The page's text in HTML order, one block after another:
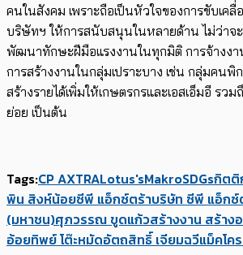
คนในสังคม เพราะถือเป็นหัวใจของการขับเคลื่
บริษัทฯ ให้การสนับสนุนในหลายด้าน ไม่ว่าจ
พัฒนาทักษะฝีมือแรงงานในทุกมิติ การจ้างง
การสร้างงานในกลุ่มเปราะบาง เช่น กลุ่มคนพิ
สร้างรายได้เพิ่มให้เกษตรกรและเอสเอ็มอี รว
ย่อย เป็นต้น
Tags:CP AXTRALotus'sMakroSDGsกิตติ
พิน สิงห์น้อยซีพี แอ็กซ์ตร้าบริษัท ซีพี แอ็กซ์
(มหาชน)ศุภวรรณ ขูดแก้วสร้างงาน สร้าง
อ้อยทิพย์ โต๊ะหมัดอัตถสิทธิ์ เจียมฉวีแม็คโคร